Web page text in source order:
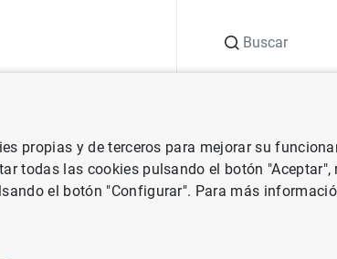
por V
propias y de terceros para mejorar su
todas las cookies pulsando el botón
el botón "Configurar". Para más